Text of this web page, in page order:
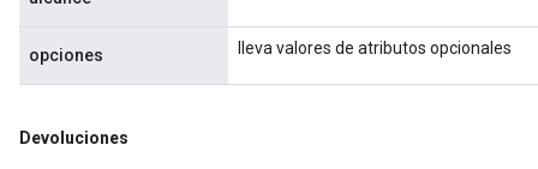
opciones lleva valores de atributos opcionales
Devoluciones